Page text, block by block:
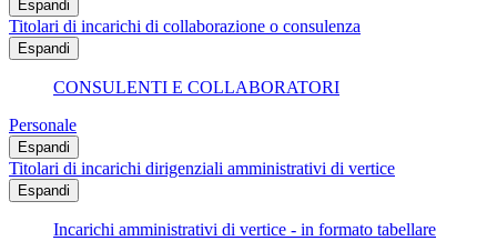
Espandi
Titolari di incarichi di collaborazione o consulenza
Espandi
CONSULENTI E COLLABORATORI
Personale
Espandi
Titolari di incarichi dirigenziali amministrativi di vertice
Espandi
Incarichi amministrativi di vertice - in formato tabellare